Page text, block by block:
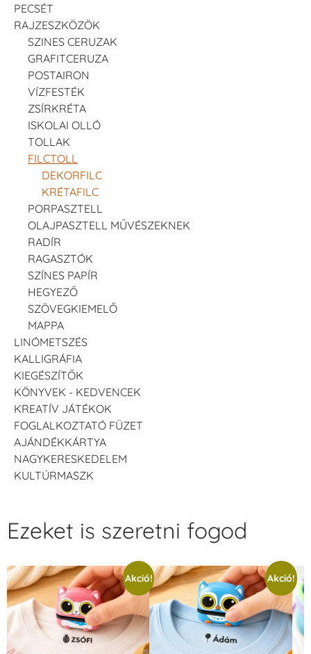
PECSÉT
RAJZESZKÖZÖK
SZINES CERUZAK
GRAFITCERUZA
POSTAIRON
VÍZFESTÉK
ZSÍRKRÉTA
ISKOLAI OLLÓ
TOLLAK
FILCTOLL
DEKORFILC
KRÉTAFILC
PORPASZTELL
OLAJPASZTELL MŰVÉSZEKNEK
RADÍR
RAGASZTÓK
SZÍNES PAPÍR
HEGYEZŐ
SZÖVEGKIEMELŐ
MAPPA
LINÓMETSZÉS
KALLIGRÁFIA
KIEGÉSZÍTŐK
KÖNYVEK - KEDVENCEK
KREATÍV JÁTÉKOK
FOGLALKOZTATÓ FÜZET
AJÁNDÉKKÁRTYA
NAGYKERESKEDELEM
KULTÚRMASZK
Ezeket is szeretni fogod
Akció! Akció!